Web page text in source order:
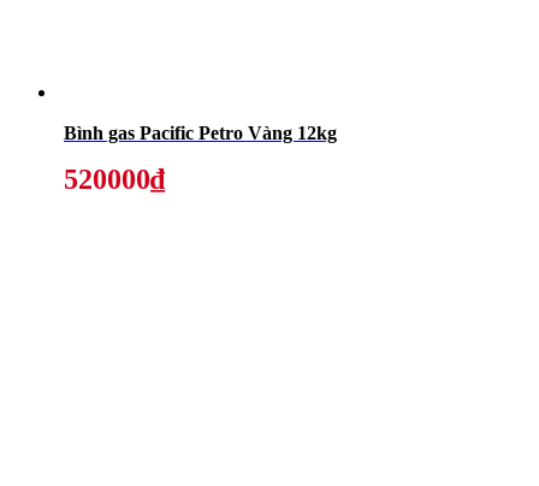
Bình gas Pacific Petro Vàng 12kg
520000₫